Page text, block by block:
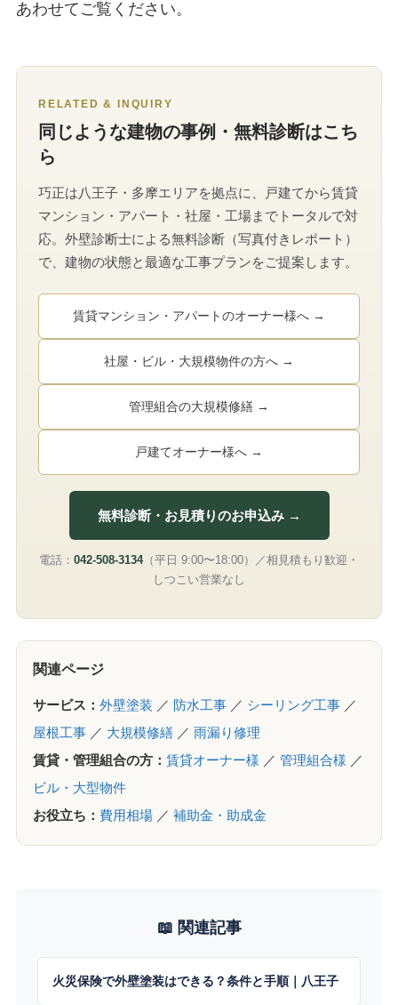
あわせてご覧ください。
RELATED & INQUIRY
同じような建物の事例・無料診断はこち
ら
巧正は八王子・多摩エリアを拠点に、戸建てから賃貸
マンション・アパート・社屋・工場までトータルで対
応。外壁診断士による無料診断（写真付きレポート）
で、建物の状態と最適な工事プランをご提案します。
賃貸マンション・アパートのオーナー様へ →
社屋・ビル・大規模物件の方へ →
管理組合の大規模修繕 →
戸建てオーナー様へ →
無料診断・お見積りのお申込み →
電話： 042-508-3134（平日 9:00〜18:00）／相見積もり歓迎・
しつこい営業なし
関連ページ
サービス： 外壁塗装 ／ 防水工事／ シーリング工事／
屋根工事／ 大規模修繕／ 雨漏り修理
賃貸・管理組合の方： 賃貸オーナー様 ／ 管理組合様 ／
ビル・大型物件
お役立ち： 費用相場／ 補助金・助成金
📖 関連記事
火災保険で外壁塗装はできる？条件と手順｜八王子